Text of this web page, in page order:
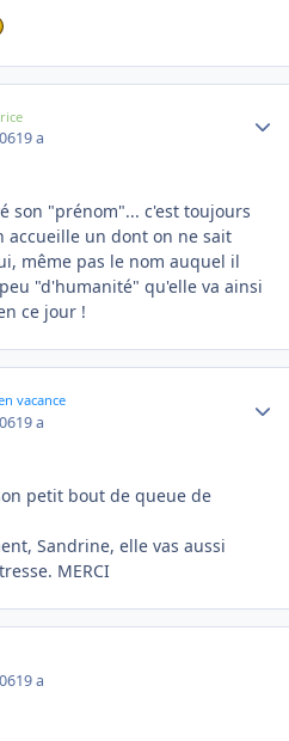
19 a
son "prénom"... c'est toujours
accueille un dont on ne sait
même pas le nom auquel il
"d'humanité" qu'elle va ainsi
ce jour !
vacance
19 a
petit bout de queue de
Sandrine, elle vas aussi
MERCI
19 a